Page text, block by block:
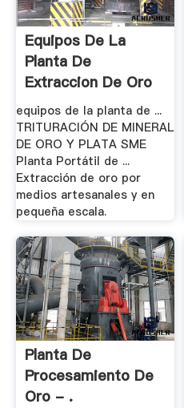
Equipos De La
Planta De
Extraccion De Oro
Primaria
equipos de la planta de ...
TRITURACIÓN DE MINERAL
DE ORO Y PLATA SME
Planta Portátil de ...
Extracción de oro por
medios artesanales y en
pequeña escala.
Planta De
Procesamiento De
Oro - .